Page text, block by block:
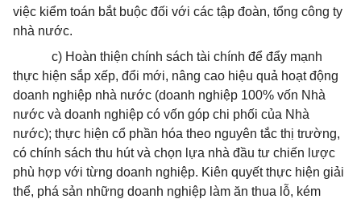
việc kiểm toán bắt buộc đối với các tập đoàn, tổng công ty
nhà nước.
c) Hoàn thiện chính sách tài chính để đẩy mạnh
thực hiện sắp xếp, đổi mới, nâng cao hiệu quả hoạt động
doanh nghiệp nhà nước (doanh nghiệp 100% vốn Nhà
nước và doanh nghiệp có vốn góp chi phối của Nhà
nước); thực hiện cổ phần hóa theo nguyên tắc thị trường,
có chính sách thu hút và chọn lựa nhà đầu tư chiến lược
phù hợp với từng doanh nghiệp. Kiên quyết thực hiện giải
thể, phá sản những doanh nghiệp làm ăn thua lỗ, kém